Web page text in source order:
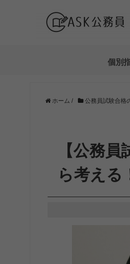
個別
ホーム / 公務員試験合格
【公務
ら考える